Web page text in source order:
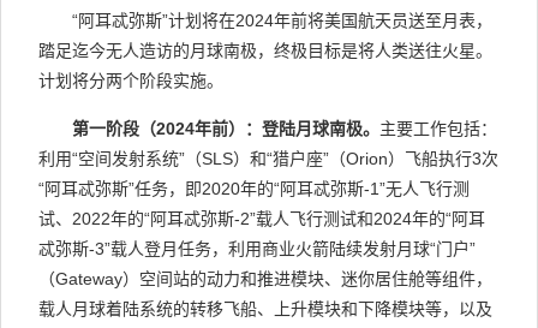
“阿耳忒弥斯”计划将在2024年前将美国航天员送至月表，
踏足迄今无人造访的月球南极，终极目标是将人类送往火星。
计划将分两个阶段实施。
第一阶段（2024年前）：登陆月球南极。 主要工作包括：
利用“空间发射系统”（SLS）和“猎户座”（Orion）飞船执行3次
“阿耳忒弥斯”任务，即2020年的“阿耳忒弥斯-1”无人飞行测
试、 2022年的“阿耳忒弥斯-2”载人飞行测试和2024年的“阿耳
忒弥斯-3”载人登月任务，利用商业火箭陆续发射月球“门户”
（Gateway）空间站的动力和推进模块、迷你居住舱等组件，
载人月球着陆系统的转移飞船、上升模块和下降模块等，以及